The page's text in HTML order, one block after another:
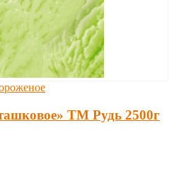
ТМ Рудь 2500г